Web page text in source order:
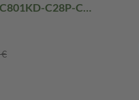
C28P-C29